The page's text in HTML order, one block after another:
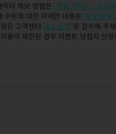
터 제보 방법은 [게임 가이드 - 신고
수위에 대한 자세한 내용은 [운영정책]
은 고객센터 [1:1 문의] 로 접수해 주
용이 제한된 경우 이벤트 당첨자 선